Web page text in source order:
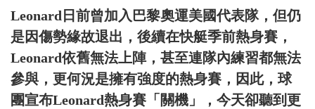
Leonard日前曾加入巴黎奧運美國代表隊，但仍
是因傷勢緣故退出，後續在快艇季前熱身賽，
Leonard依舊無法上陣，甚至連隊內練習都無法
參與，更何況是擁有強度的熱身賽，因此，球
團宣布Leonard熱身賽「關機」，今天卻聽到更